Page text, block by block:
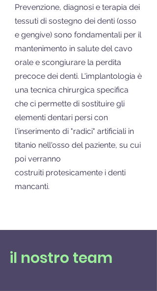
Prevenzione, diagnosi e terapia dei
tessuti di sostegno dei denti (osso
e gengive) sono fondamentali per il
mantenimento in salute del cavo
orale e scongiurare la perdita
precoce dei denti. L'implantologia è
una tecnica chirurgica specifica
che ci permette di sostituire gli
elementi dentari persi con
l'inserimento di "radici" artificiali in
titanio nell'osso del paziente, su cui
poi verranno
costruiti protesicamente i denti
mancanti.
il nostro team